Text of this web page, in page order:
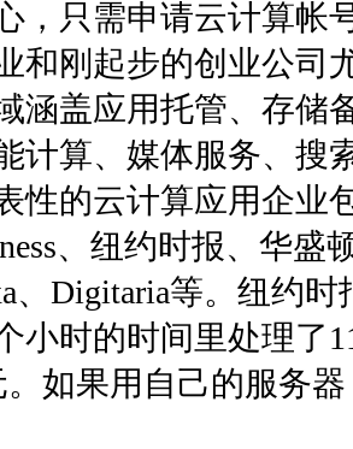
，只需申请云计算帐
和刚起步的创业公司
涵盖应用托管、存储
计算、媒体服务、搜
性的云计算应用企业
、纽约时报、华盛
、Digitaria等。纽约
小时的时间里处理了
。如果用自己的服务